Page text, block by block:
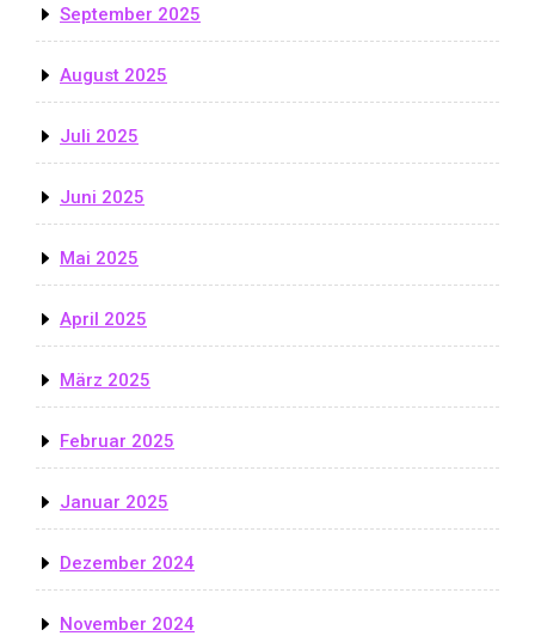
September 2025
August 2025
Juli 2025
Juni 2025
Mai 2025
April 2025
März 2025
Februar 2025
Januar 2025
Dezember 2024
November 2024